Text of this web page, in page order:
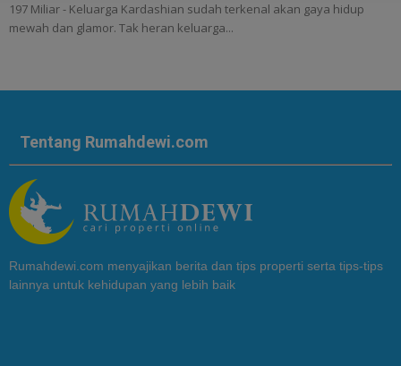
197 Miliar - Keluarga Kardashian sudah terkenal akan gaya hidup
mewah dan glamor. Tak heran keluarga...
Tentang Rumahdewi.com
Rumahdewi.com menyajikan berita dan tips properti serta tips-tips
lainnya untuk kehidupan yang lebih baik